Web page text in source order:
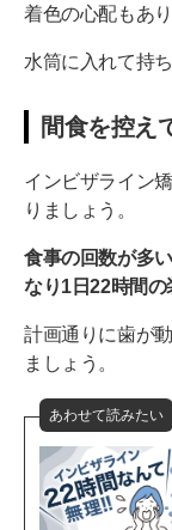
着色の心配もあり
水筒に入れて持
間食を控え
インビザライン
りましょう。
食事の回数が多
なり1日22時間の
計画通りに歯が
ましょう。
あわせて読みたい